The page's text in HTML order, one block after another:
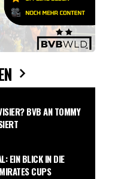
BVB AN TOMMY
EIN BLICK IN DIE
CUPS